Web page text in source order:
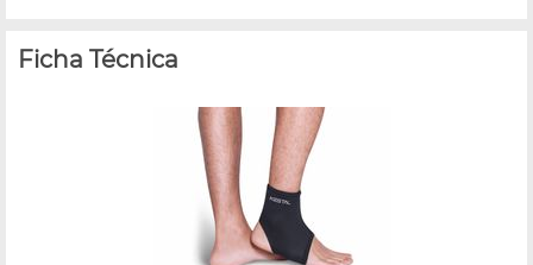
Ficha Técnica